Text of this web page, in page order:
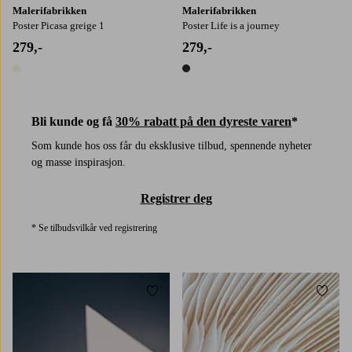
Malerifabrikken
Poster Picasa greige 1
279,-
Bli kunde og få 30% rabatt på den dyreste varen*
Som kunde hos oss får du eksklusive tilbud, spennende nyheter
og masse inspirasjon.
Registrer deg
* Se tilbudsvilkår ved registrering
Malerifabrikken
Poster Life is a journey
279,-
1 farge
Legg til favoritter
70X100 30x4050x7070x100